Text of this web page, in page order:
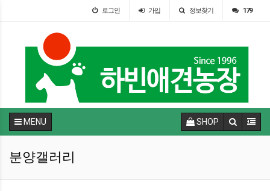
로그인 가입 정보찾기 179
MENU SHOP
분양갤러리